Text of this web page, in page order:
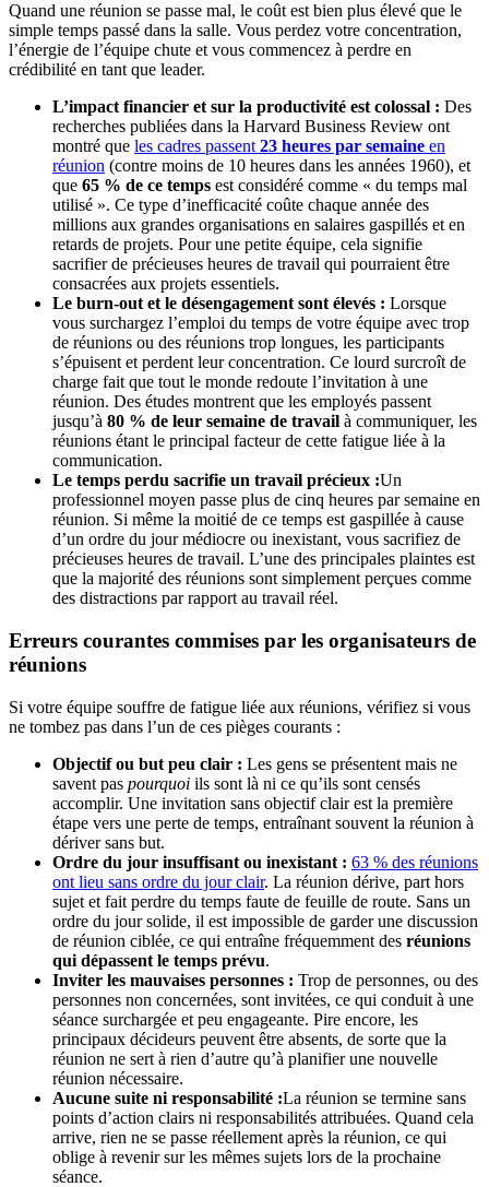
Quand une réunion se passe mal, le coût est bien plus élevé que le
simple temps passé dans la salle. Vous perdez votre concentration,
l’énergie de l’équipe chute et vous commencez à perdre en
crédibilité en tant que leader.
L’impact financier et sur la productivité est colossal : Des
recherches publiées dans la Harvard Business Review ont
montré que les cadres passent 23 heures par semaine en
réunion (contre moins de 10 heures dans les années 1960), et
que 65 % de ce temps est considéré comme « du temps mal
utilisé ». Ce type d’inefficacité coûte chaque année des
millions aux grandes organisations en salaires gaspillés et en
retards de projets. Pour une petite équipe, cela signifie
sacrifier de précieuses heures de travail qui pourraient être
consacrées aux projets essentiels.
Le burn-out et le désengagement sont élevés : Lorsque
vous surchargez l’emploi du temps de votre équipe avec trop
de réunions ou des réunions trop longues, les participants
s’épuisent et perdent leur concentration. Ce lourd surcroît de
charge fait que tout le monde redoute l’invitation à une
réunion. Des études montrent que les employés passent
jusqu’à 80 % de leur semaine de travail à communiquer, les
réunions étant le principal facteur de cette fatigue liée à la
communication.
Le temps perdu sacrifie un travail précieux :Un
professionnel moyen passe plus de cinq heures par semaine en
réunion. Si même la moitié de ce temps est gaspillée à cause
d’un ordre du jour médiocre ou inexistant, vous sacrifiez de
précieuses heures de travail. L’une des principales plaintes est
que la majorité des réunions sont simplement perçues comme
des distractions par rapport au travail réel.
Erreurs courantes commises par les organisateurs de
réunions
Si votre équipe souffre de fatigue liée aux réunions, vérifiez si vous
ne tombez pas dans l’un de ces pièges courants :
Objectif ou but peu clair : Les gens se présentent mais ne
savent pas pourquoi ils sont là ni ce qu’ils sont censés
accomplir. Une invitation sans objectif clair est la première
étape vers une perte de temps, entraînant souvent la réunion à
dériver sans but.
Ordre du jour insuffisant ou inexistant : 63 % des réunions
ont lieu sans ordre du jour clair. La réunion dérive, part hors
sujet et fait perdre du temps faute de feuille de route. Sans un
ordre du jour solide, il est impossible de garder une discussion
de réunion ciblée, ce qui entraîne fréquemment des réunions
qui dépassent le temps prévu.
Inviter les mauvaises personnes : Trop de personnes, ou des
personnes non concernées, sont invitées, ce qui conduit à une
séance surchargée et peu engageante. Pire encore, les
principaux décideurs peuvent être absents, de sorte que la
réunion ne sert à rien d’autre qu’à planifier une nouvelle
réunion nécessaire.
Aucune suite ni responsabilité :La réunion se termine sans
points d’action clairs ni responsabilités attribuées. Quand cela
arrive, rien ne se passe réellement après la réunion, ce qui
oblige à revenir sur les mêmes sujets lors de la prochaine
séance.